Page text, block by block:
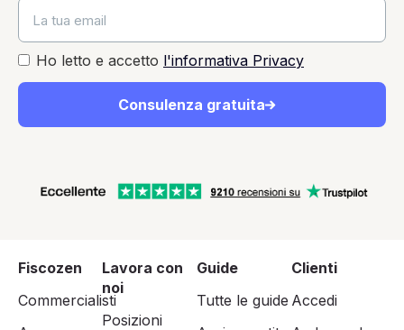
Ho letto e accetto l'informativa Privacy
Consulenza gratuita
Fiscozen
Commercialisti
Lavora con
noi
Posizioni
Guide
Tutte le guide
Clienti
Accedi